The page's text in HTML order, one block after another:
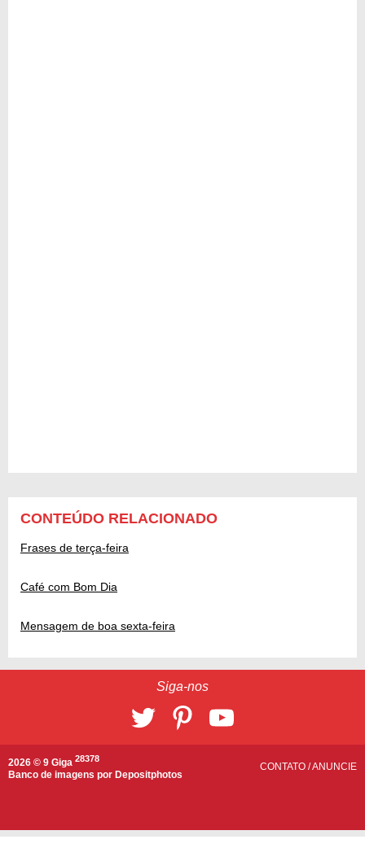
CONTEÚDO RELACIONADO
Frases de terça-feira
Café com Bom Dia
Mensagem de boa sexta-feira
Siga-nos
2026 © 9 Giga 28378
Banco de imagens por Depositphotos
CONTATO /ANUNCIE